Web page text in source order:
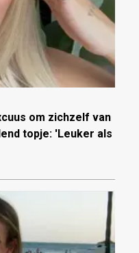
om zichzelf van
topje: 'Leuker als